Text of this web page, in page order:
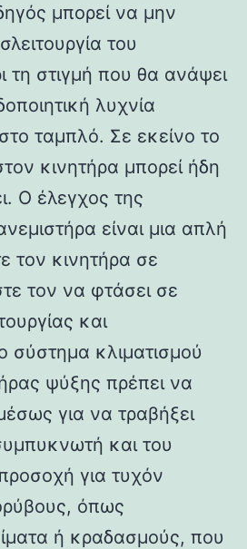
μπορεί να μην
του
τη στιγμή που θα ανάψει
λυχνία
ταμπλό. Σε εκείνο το
κινητήρα μπορεί ήδη
Ο έλεγχος της
είναι μια απλή
τον κινητήρα σε
τον να φτάσει σε
και
σύστημα κλιματισμού
ψύξης πρέπει να
για να τραβήξει
και του
για τυχόν
όπως
ή κραδασμούς, που